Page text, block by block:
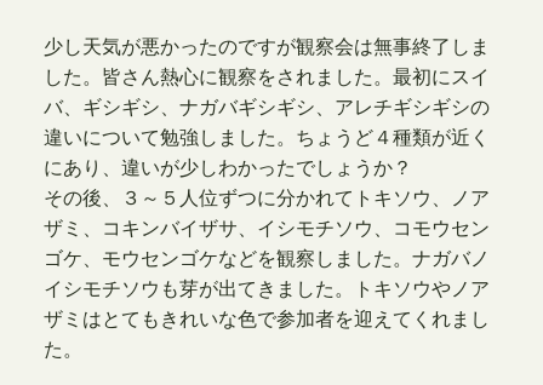
少し天気が悪かったのですが観察会は無事終了しま
した。皆さん熱心に観察をされました。最初にスイ
バ、ギシギシ、ナガバギシギシ、アレチギシギシの
違いについて勉強しました。ちょうど４種類が近く
にあり、違いが少しわかったでしょうか？
その後、３～５人位ずつに分かれてトキソウ、ノア
ザミ、コキンバイザサ、イシモチソウ、コモウセン
ゴケ、モウセンゴケなどを観察しました。ナガバノ
イシモチソウも芽が出てきました。トキソウやノア
ザミはとてもきれいな色で参加者を迎えてくれまし
た。